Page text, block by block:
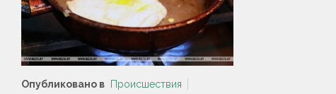
Опубликовано в Происшествия